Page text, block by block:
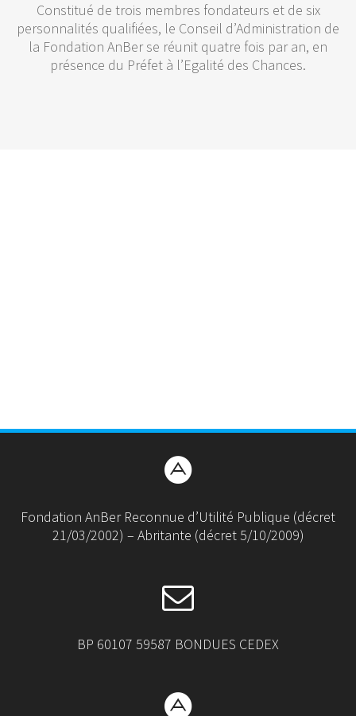
Constitué de trois membres fondateurs et de six
personnalités qualifiées, le Conseil d’Administration de
la Fondation AnBer se réunit quatre fois par an, en
présence du Préfet à l’Egalité des Chances.
Fondation AnBer Reconnue d’Utilité Publique (décret
21/03/2002) – Abritante (décret 5/10/2009)
BP 60107 59587 BONDUES CEDEX